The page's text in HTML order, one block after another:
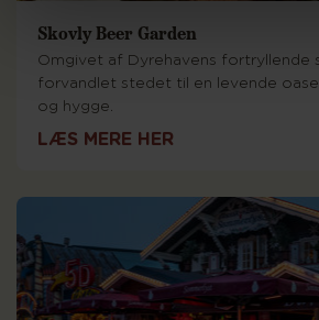
Skovly Beer Garden
Omgivet af Dyrehavens fortryllende
forvandlet stedet til en levende oase
og hygge.
LÆS MERE HER